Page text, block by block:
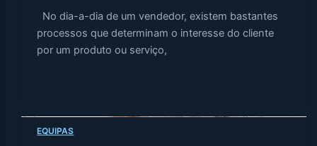
No dia-a-dia de um vendedor, existem bastantes
processos que determinam o interesse do cliente
por um produto ou serviço,
EQUIPAS